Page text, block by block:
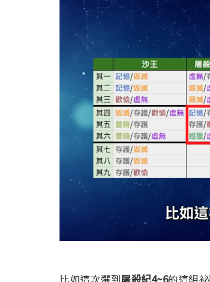
比如這次選到屠殺紀4~6的這組